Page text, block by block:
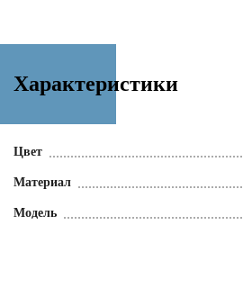
Характеристики
Цвет
Материал
Модель